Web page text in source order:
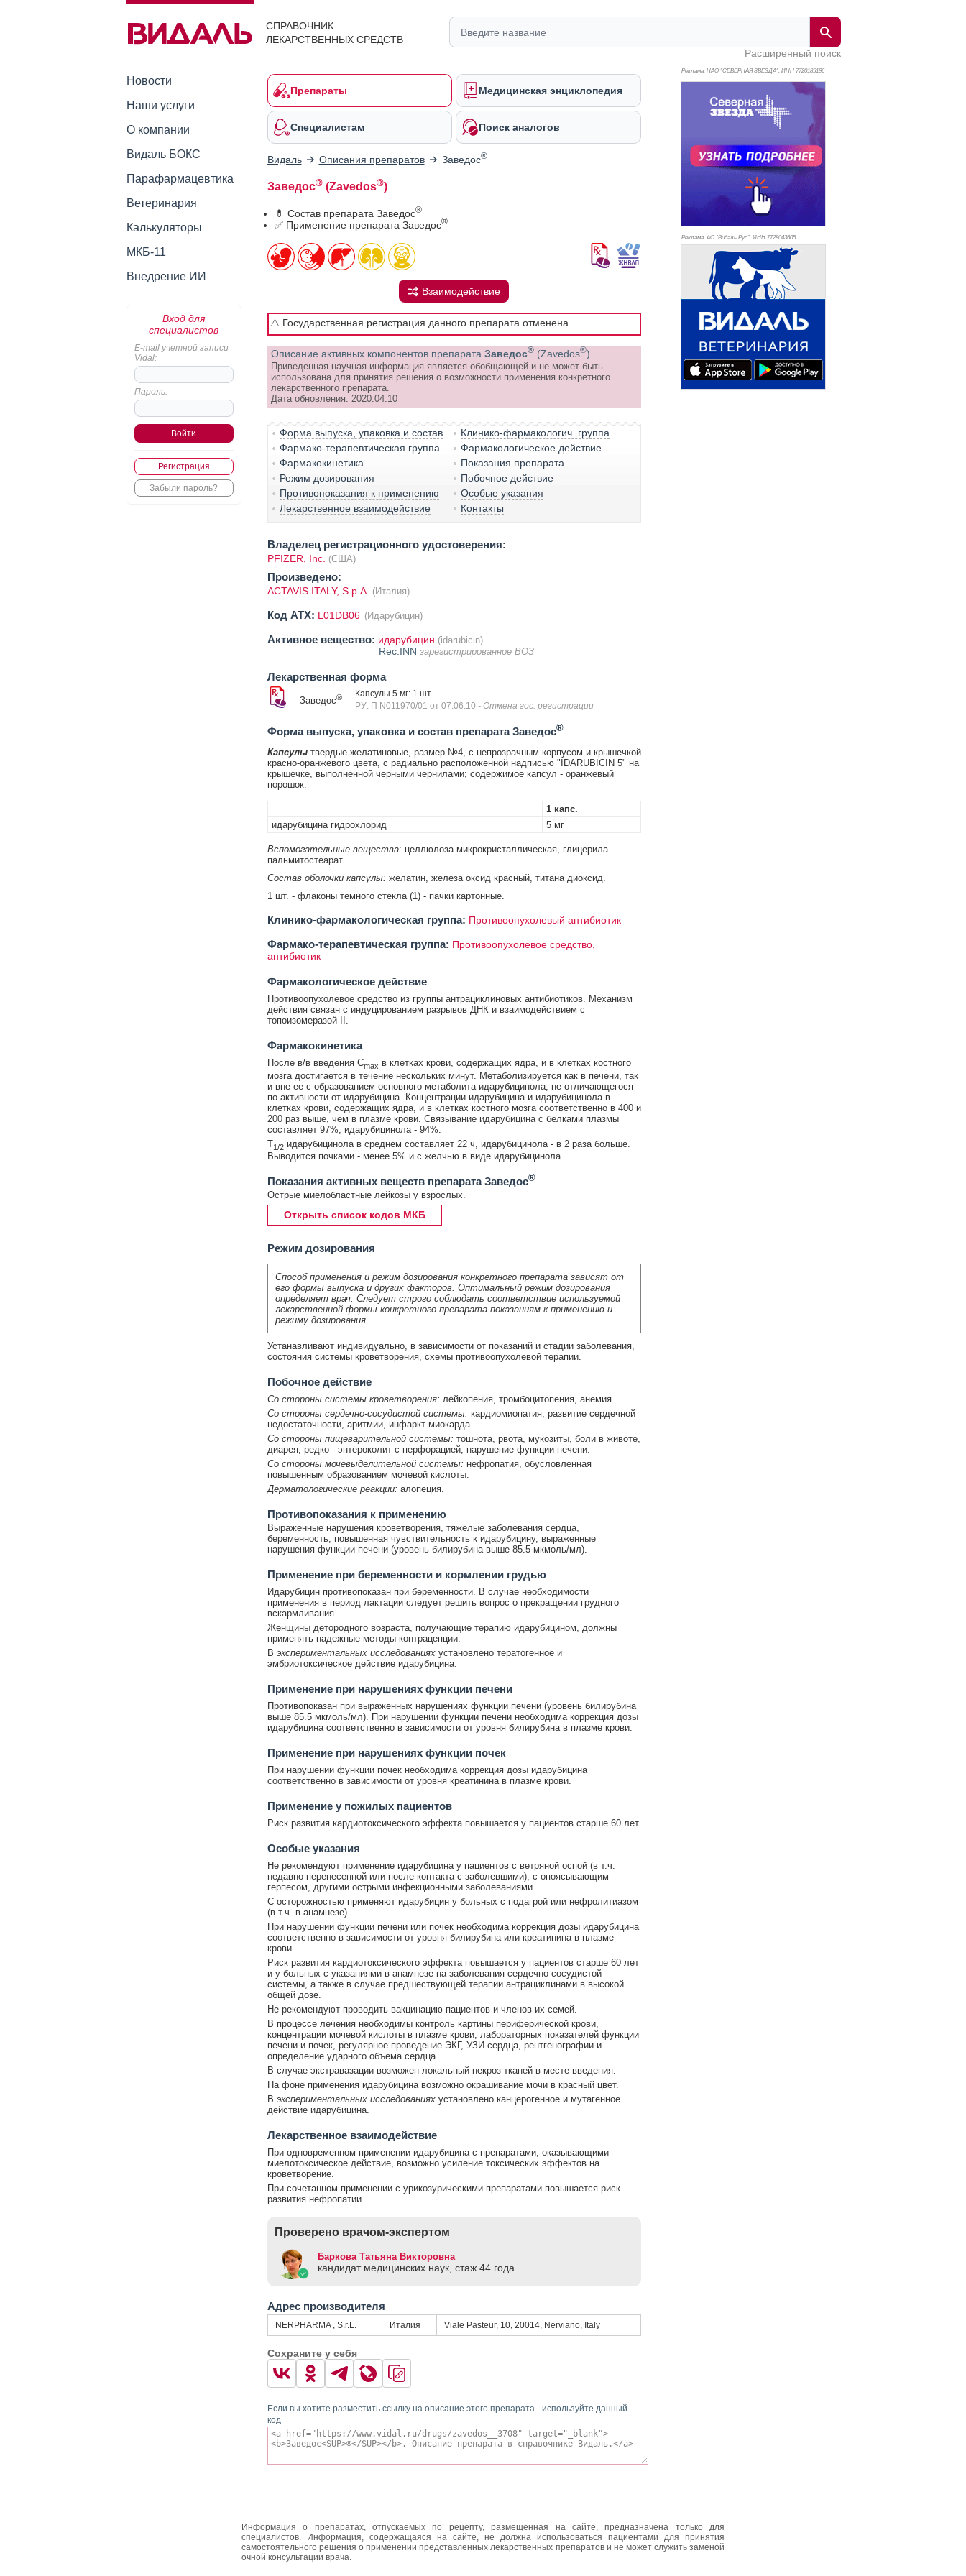
СПРАВОЧНИК
ЛЕКАРСТВЕННЫХ СРЕДСТВ
Расширенный поиск
Новости
Наши услуги
О компании
Видаль БОКС
Парафармацевтика
Ветеринария
Калькуляторы
МКБ-11
Внедрение ИИ
Вход для
специалистов
E-mail учетной записи
Vidal:
Пароль:
Регистрация
Забыли пароль?
Препараты Медицинская энциклопедия
Специалистам Поиск аналогов
Видаль Описания препаратов Заведос®
Заведос®(Zavedos®)
💊 Состав препарата Заведос®
✅ Применение препарата Заведос®
Взаимодействие
⚠️ Государственная регистрация данного препарата отменена
Описание активных компонентов препарата Заведос® (Zavedos®)
Приведенная научная информация является обобщающей и не может быть
использована для принятия решения о возможности применения конкретного
лекарственного препарата.
Дата обновления: 2020.04.10
Форма выпуска, упаковка и состав
Клинико-фармакологич. группа
Фармако-терапевтическая группа
Фармакологическое действие
Фармакокинетика
Показания препарата
Режим дозирования
Побочное действие
Противопоказания к применению
Особые указания
Лекарственное взаимодействие
Контакты
Владелец регистрационного удостоверения:
PFIZER, Inc. (США)
Произведено:
ACTAVIS ITALY, S.p.A. (Италия)
Код ATX: L01DB06 (Идарубицин)
Активное вещество: идарубицин (idarubicin)
Rec.INN зарегистрированное ВОЗ
Лекарственная форма
Заведос®
Капсулы 5 мг: 1 шт.
РУ: П N011970/01 от 07.06.10 - Отмена гос. регистрации
Форма выпуска, упаковка и состав препарата Заведос®
Капсулытвердые желатиновые, размер №4, с непрозрачным корпусом и крышечкой
красно-оранжевого цвета, с радиально расположенной надписью "IDARUBICIN 5" на
крышечке, выполненной черными чернилами; содержимое капсул - оранжевый
порошок.
1 капс.
идарубицина гидрохлорид
5 мг
Вспомогательные вещества: целлюлоза микрокристаллическая, глицерила
пальмитостеарат.
Состав оболочки капсулы: желатин, железа оксид красный, титана диоксид.
1 шт. - флаконы темного стекла (1) - пачки картонные.
Клинико-фармакологическая группа: Противоопухолевый антибиотик
Фармако-терапевтическая группа: Противоопухолевое средство,
антибиотик
Фармакологическое действие
Противоопухолевое средство из группы антрациклиновых антибиотиков. Механизм
действия связан с индуцированием разрывов ДНК и взаимодействием с
топоизомеразой II.
Фармакокинетика
После в/в введения Cmax в клетках крови, содержащих ядра, и в клетках костного
мозга достигается в течение нескольких минут. Метаболизируется как в печени, так
и вне ее с образованием основного метаболита идарубицинола, не отличающегося
по активности от идарубицина. Концентрации идарубицина и идарубицинола в
клетках крови, содержащих ядра, и в клетках костного мозга соответственно в 400 и
200 раз выше, чем в плазме крови. Связывание идарубицина с белками плазмы
составляет 97%, идарубицинола - 94%.
T1/2идарубицинола в среднем составляет 22 ч, идарубицинола - в 2 раза больше.
Выводится почками - менее 5% и с желчью в виде идарубицинола.
Показания активных веществ препарата Заведос®
Острые миелобластные лейкозы у взрослых.
Открыть список кодов МКБ
Режим дозирования
Способ применения и режим дозирования конкретного препарата зависят от
его формы выпуска и других факторов. Оптимальный режим дозирования
определяет врач. Следует строго соблюдать соответствие используемой
лекарственной формы конкретного препарата показаниям к применению и
режиму дозирования.
Устанавливают индивидуально, в зависимости от показаний и стадии заболевания,
состояния системы кроветворения, схемы противоопухолевой терапии.
Побочное действие
Со стороны системы кроветворения: лейкопения, тромбоцитопения, анемия.
Со стороны сердечно-сосудистой системы: кардиомиопатия, развитие сердечной
недостаточности, аритмии, инфаркт миокарда.
Со стороны пищеварительной системы: тошнота, рвота, мукозиты, боли в животе,
диарея; редко - энтероколит с перфорацией, нарушение функции печени.
Со стороны мочевыделительной системы: нефропатия, обусловленная
повышенным образованием мочевой кислоты.
Дерматологические реакции: алопеция.
Противопоказания к применению
Выраженные нарушения кроветворения, тяжелые заболевания сердца,
беременность, повышенная чувствительность к идарубицину, выраженные
нарушения функции печени (уровень билирубина выше 85.5 мкмоль/мл).
Применение при беременности и кормлении грудью
Идарубицин противопоказан при беременности. В случае необходимости
применения в период лактации следует решить вопрос о прекращении грудного
вскармливания.
Женщины детородного возраста, получающие терапию идарубицином, должны
применять надежные методы контрацепции.
В экспериментальных исследованияхустановлено тератогенное и
эмбриотоксическое действие идарубицина.
Применение при нарушениях функции печени
Противопоказан при выраженных нарушениях функции печени (уровень билирубина
выше 85.5 мкмоль/мл). При нарушении функции печени необходима коррекция дозы
идарубицина соответственно в зависимости от уровня билирубина в плазме крови.
Применение при нарушениях функции почек
При нарушении функции почек необходима коррекция дозы идарубицина
соответственно в зависимости от уровня креатинина в плазме крови.
Применение у пожилых пациентов
Риск развития кардиотоксического эффекта повышается у пациентов старше 60 лет.
Особые указания
Не рекомендуют применение идарубицина у пациентов с ветряной оспой (в т.ч.
недавно перенесенной или после контакта с заболевшими), с опоясывающим
герпесом, другими острыми инфекционными заболеваниями.
С осторожностью применяют идарубицин у больных с подагрой или нефролитиазом
(в т.ч. в анамнезе).
При нарушении функции печени или почек необходима коррекция дозы идарубицина
соответственно в зависимости от уровня билирубина или креатинина в плазме
крови.
Риск развития кардиотоксического эффекта повышается у пациентов старше 60 лет
и у больных с указаниями в анамнезе на заболевания сердечно-сосудистой
системы, а также в случае предшествующей терапии антрациклинами в высокой
общей дозе.
Не рекомендуют проводить вакцинацию пациентов и членов их семей.
В процессе лечения необходимы контроль картины периферической крови,
концентрации мочевой кислоты в плазме крови, лабораторных показателей функции
печени и почек, регулярное проведение ЭКГ, УЗИ сердца, рентгенографии и
определение ударного объема сердца.
В случае экстравазации возможен локальный некроз тканей в месте введения.
На фоне применения идарубицина возможно окрашивание мочи в красный цвет.
В экспериментальных исследованияхустановлено канцерогенное и мутагенное
действие идарубицина.
Лекарственное взаимодействие
При одновременном применении идарубицина с препаратами, оказывающими
миелотоксическое действие, возможно усиление токсических эффектов на
кроветворение.
При сочетанном применении с урикозурическими препаратами повышается риск
развития нефропатии.
Проверено врачом-экспертом
Баркова Татьяна Викторовна
кандидат медицинских наук, стаж 44 годa
Адрес производителя
NERPHARMA , S.r.L. Италия Viale Pasteur, 10, 20014, Nerviano, Italy
Сохраните у себя
Если вы хотите разместить ссылку на описание этого препарата - используйте данный
код
Реклама. НАО "СЕВЕРНАЯ ЗВЕЗДА", ИНН 7720185196
Реклама. АО "Видаль Рус", ИНН 7728043605
Информация о препаратах, отпускаемых по рецепту, размещенная на сайте, предназначена только для
специалистов. Информация, содержащаяся на сайте, не должна использоваться пациентами для принятия
самостоятельного решения о применении представленных лекарственных препаратов и не может служить заменой
очной консультации врача.